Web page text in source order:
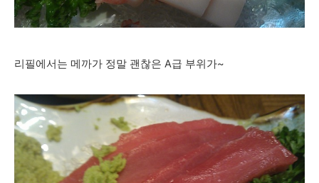
리필에서는 메까가 정말 괜찮은 A급 부위가~